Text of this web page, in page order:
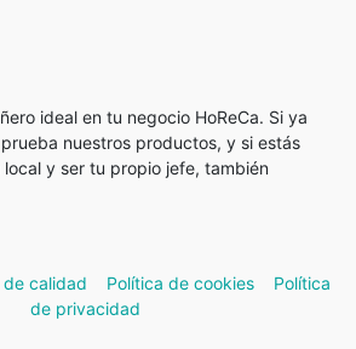
ideal en tu negocio HoReCa. Si ya
nuestros productos, y si estás
y ser tu propio jefe, también
de calidad Política de cookies
Política
de privacidad